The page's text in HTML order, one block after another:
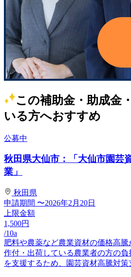
この補助金・助成金
いる方へおすすめ
公募中
秋田県大仙市：「大仙市園芸
業」
秋田県
申請期間 〜2026年2月20日
上限金額
1,500円
/10a
肥料や農薬など農業資材の価格高
作付・出荷している農業者の方の
を支援するため、園芸資材高騰対策